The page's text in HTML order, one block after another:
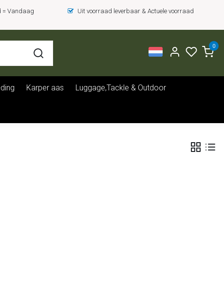
= Vandaag
Uit voorraad leverbaar & Actuele voorraad
0
Karper aas Luggage,Tackle & Outdoor